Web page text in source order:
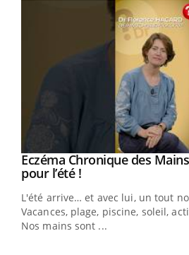
Youtube
Eczéma Chronique des
pour l’été !Youtube
L'été arrive… et avec lui, un tout
Vacances, plage, piscine, soleil,
Nos mains sont ...